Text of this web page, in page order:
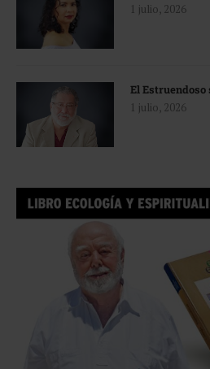
1 julio, 2026
El
1 julio, 2026